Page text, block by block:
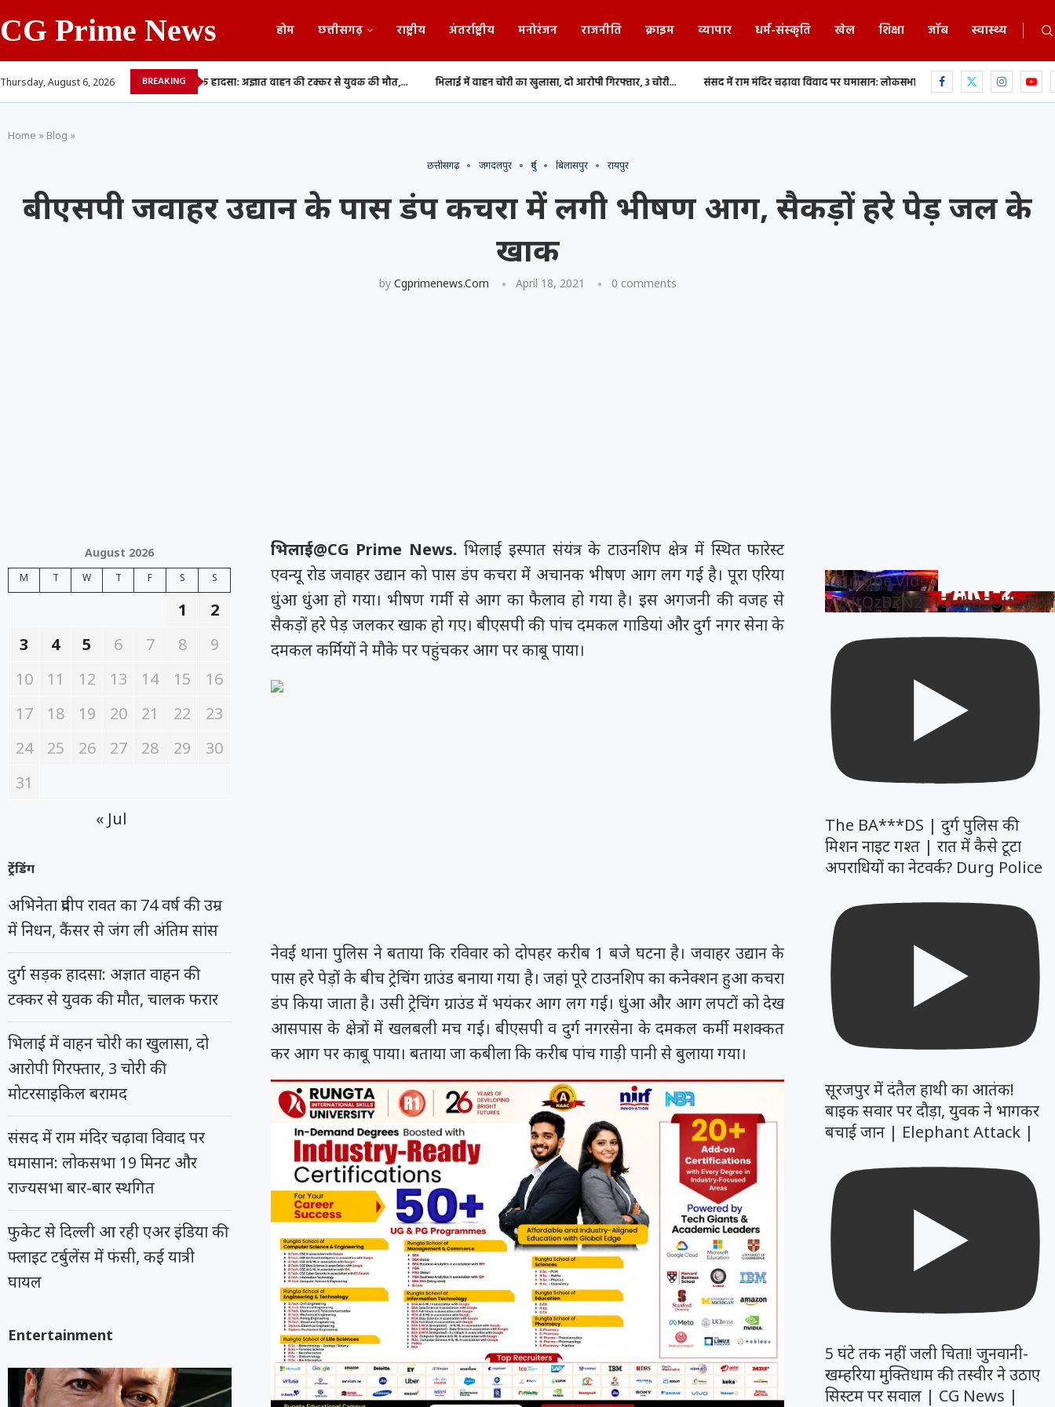
CG Prime News होम छत्तीसगढ़ राष्ट्रीय अंतर्राष्ट्रीय मनोरंजन राजनीति क्राइम व्यापार धर्म-संस्कृति खेल शिक्षा जॉब स्वास्थ्य
Thursday, August 6, 2026 BREAKING
निधन, कैंसर... दुर्ग सड़क हादसा: अज्ञात वाहन की टक्कर से युवक की मौत,... भिलाई में वाहन चोरी का खुलासा, दो आरोपी गिरफ्तार, 3 चोरी... संसद में राम मंदिर चढ़ावा विवाद पर घमासान: लोकसभा 19 मिनट... फुकेट से दिल्ली आ रही एअर इंडिया
Home » Blog »
छत्तीसगढ़ जगदलपुर दुर्ग बिलासपुर रायपुर
बीएसपी जवाहर उद्यान के पास डंप कचरा में लगी भीषण आग, सैकड़ों हरे पेड़ जल के
खाक
by Cgprimenews.com April 18, 2021 0 comments
भिलाई@CG Prime News. भिलाई इस्पात संयंत्र के टाउनशिप क्षेत्र में स्थित फारेस्ट
एवन्यू रोड जवाहर उद्यान को पास डंप कचरा में अचानक भीषण आग लग गई है। पूरा एरिया
धुंआ धुंआ हो गया। भीषण गर्मी से आग का फैलाव हो गया है। इस अगजनी की वजह से
सैकड़ों हरे पेड़ जलकर खाक हो गए। बीएसपी की पांच दमकल गाडियां और दुर्ग नगर सेना के
दमकल कर्मियों ने मौके पर पहुंचकर आग पर काबू पाया।
नेवई थाना पुलिस ने बताया कि रविवार को दोपहर करीब 1 बजे घटना है। जवाहर उद्यान के
पास हरे पेड़ों के बीच ट्रेचिंग ग्राउंड बनाया गया है। जहां पूरे टाउनशिप का कनेक्शन हुआ कचरा
डंप किया जाता है। उसी ट्रेचिंग ग्राउंड में भयंकर आग लग गई। धुंआ और आग लपटों को देख
आसपास के क्षेत्रों में खलबली मच गई। बीएसपी व दुर्ग नगरसेना के दमकल कर्मी मशक्कत
कर आग पर काबू पाया। बताया जा कबीला कि करीब पांच गाड़ी पानी से बुलाया गया।
YouTube Video
The BA***DS | दुर्ग पुलिस की
मिशन नाइट गश्त | रात में कैसे टूटा
अपराधियों का नेटवर्क? Durg Police
सूरजपुर में दंतैल हाथी का आतंक!
बाइक सवार पर दौड़ा, युवक ने भागकर
बचाई जान | Elephant Attack |
5 घंटे तक नहीं जली चिता! जुनवानी-
खम्हरिया मुक्तिधाम की तस्वीर ने उठाए
सिस्टम पर सवाल | CG News |
August 2026
M T W T F S S
1
2
3
4 5 6 7 8
9
10
11 12 13 14 15
16
17
18 19 20 21 22
23
24
25 26 27 28 29
30
31
« Jul
ट्रेंडिंग
अभिनेता प्रदीप रावत का 74 वर्ष की उम्र
में निधन, कैंसर से जंग ली अंतिम सांस
दुर्ग सड़क हादसा: अज्ञात वाहन की
टक्कर से युवक की मौत, चालक फरार
भिलाई में वाहन चोरी का खुलासा, दो
आरोपी गिरफ्तार, 3 चोरी की
मोटरसाइकिल बरामद
संसद में राम मंदिर चढ़ावा विवाद पर
घमासान: लोकसभा 19 मिनट और
राज्यसभा बार-बार स्थगित
फुकेट से दिल्ली आ रही एअर इंडिया की
फ्लाइट टर्बुलेंस में फंसी, कई यात्री
घायल
Entertainment